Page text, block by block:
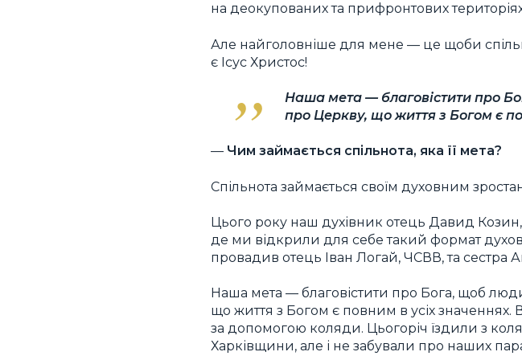
на деокупованих та прифронтових територіях
Але найголовніше для мене — це щоби
є Ісус Христос!
Наша мета — благовістити про
про Церкву, що життя з Богом є
— Чим займається спільнота, яка її мета?
Спільнота займається своїм духовним
Цього року наш духівник отець Давид
де ми відкрили для себе такий формат
провадив отець Іван Логай, ЧСВВ, та сестра
Наша мета — благовістити про Бога, щоб
що життя з Богом є повним в усіх
за допомогою коляди. Цьогоріч їздили з
Харківщини, але і не забували про наших